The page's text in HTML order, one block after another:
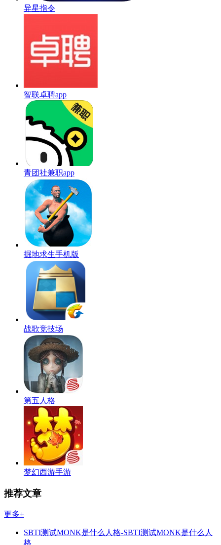
异星指令
智联卓聘app
青团社兼职app
掘地求生手机版
战歌竞技场
第五人格
梦幻西游手游
推荐文章
更多+
SBTI测试MONK是什么人格-SBTI测试MONK是什么人
格